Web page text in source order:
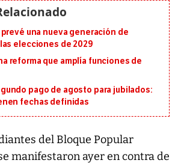
una nueva generación de
elecciones de 2029
reforma que amplía funciones de
pago de agosto para jubilados:
fechas definidas
del Bloque Popular
manifestaron ayer en contra de